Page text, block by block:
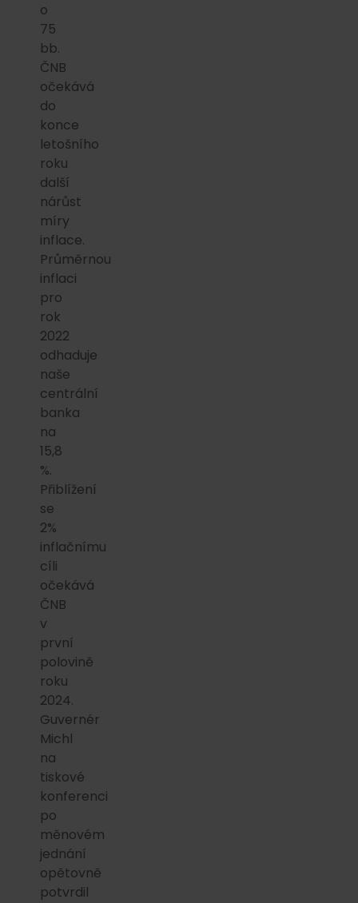
o
75
bb.
ČNB
očekává
do
konce
letošního
roku
další
nárůst
míry
inflace.
Průměrnou
inflaci
pro
rok
2022
odhaduje
naše
centrální
banka
na
15,8
%.
Přiblížení
se
2%
inflačnímu
cíli
očekává
ČNB
v
první
polovině
roku
2024.
Guvernér
Michl
na
tiskové
konferenci
po
měnovém
jednání
opětovně
potvrdil